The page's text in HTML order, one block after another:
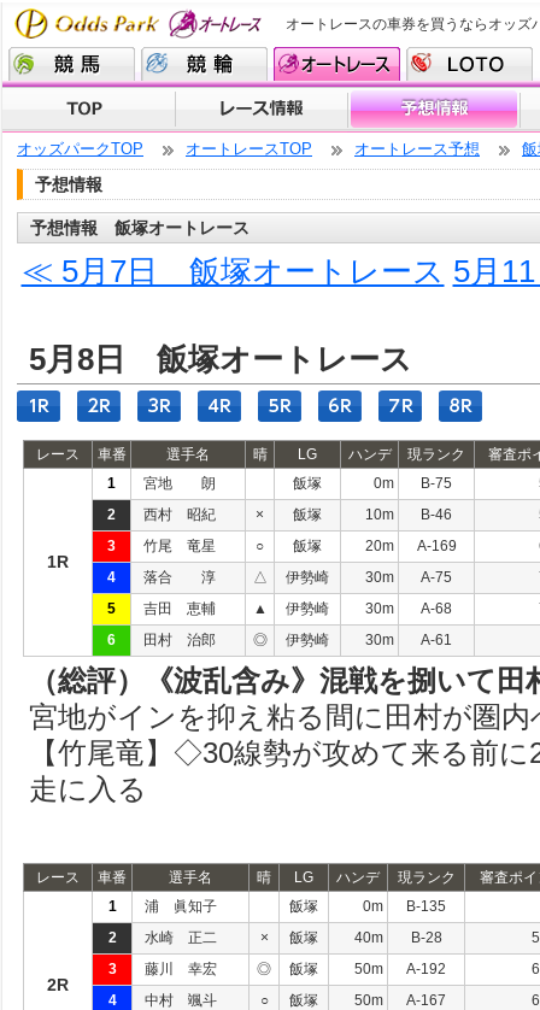
オートレースの車券を買うならオッズ
オッズパークTOP オートレースTOP オートレース予想
予想情報
予想情報 飯塚オートレース
≪ 5月7日 飯塚オートレース 5月
5月8日 飯塚オートレース
レース 車番 選手名 晴 LG ハンデ 現ランク 審査ポ
1R
1 宮地 朗 飯塚 0m B-75
2
西村 昭紀 × 飯塚 10m B-46
3
竹尾 竜星 ○ 飯塚 20m A-169
4
落合 淳 △ 伊勢崎 30m A-75
5
吉田 恵輔 ▲ 伊勢崎 30m A-68
6
田村 治郎 ◎ 伊勢崎 30m A-61
（総評）《波乱含み》混戦を捌いて
宮地がインを抑え粘る間に田村が圏
【竹尾竜】◇30線勢が攻めて来る前
走に入る
レース 車番 選手名 晴 LG ハンデ 現ランク 審査ポ
2R
1 浦 眞知子 飯塚 0m
B-135
2
水崎 正二 × 飯塚 40m B-28
3
藤川 幸宏 ◎ 飯塚 50m A-192
4
中村 颯斗 ○ 飯塚 50m A-167